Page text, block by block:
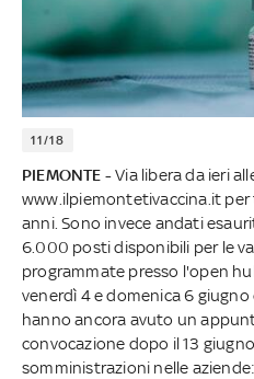
11/18
PIEMONTE -Via libera da ieri
www.ilpiemontetivaccina.it per
anni. Sono invece andati
6.000 posti disponibili per le
programmate presso l'open
venerdì 4 e domenica 6
hanno ancora avuto un
convocazione dopo il 13
somministrazioni nelle